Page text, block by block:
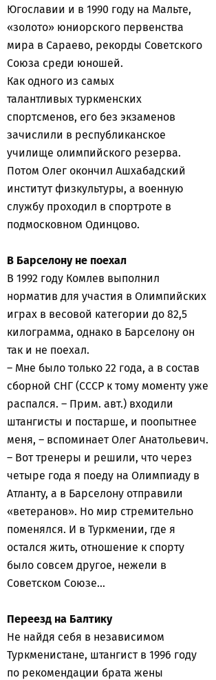
Югославии и в 1990 году на Мальте,
«золото» юниорского первенства
мира в Сараево, рекорды Советского
Союза среди юношей.
Как одного из самых
талантливых туркменских
спортсменов, его без экзаменов
зачислили в республиканское
училище олимпийского резерва.
Потом Олег окончил Ашхабадский
институт физкультуры, а военную
службу проходил в спортроте в
подмосковном Одинцово.
В Барселону не поехал
В 1992 году Комлев выполнил
норматив для участия в Олимпийских
играх в весовой категории до 82,5
килограмма, однако в Барселону он
так и не поехал.
– Мне было только 22 года, а в состав
сборной СНГ (СССР к тому моменту уже
распался. – Прим. авт.) входили
штангисты и постарше, и поопытнее
меня, – вспоминает Олег Анатольевич.
– Вот тренеры и решили, что через
четыре года я поеду на Олимпиаду в
Атланту, а в Барселону отправили
«ветеранов». Но мир стремительно
поменялся. И в Туркмении, где я
остался жить, отношение к спорту
было совсем другое, нежели в
Советском Союзе…
Переезд на Балтику
Не найдя себя в независимом
Туркменистане, штангист в 1996 году
по рекомендации брата жены